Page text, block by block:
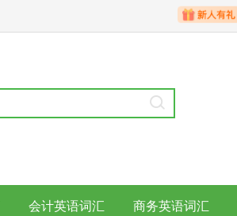
会计英语词汇 商务英语词汇